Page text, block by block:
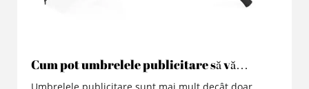
Cum pot umbrelele publicitare să vă
sporească vizibilitatea mărcii?